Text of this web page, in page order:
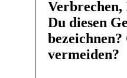
Du diesen
vermeiden?